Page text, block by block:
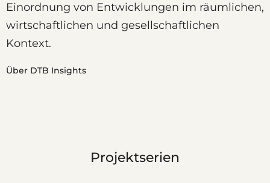
Einordnung von Entwicklungen im räumlichen,
wirtschaftlichen und gesellschaftlichen
Kontext.
Über DTB Insights
Projektserien